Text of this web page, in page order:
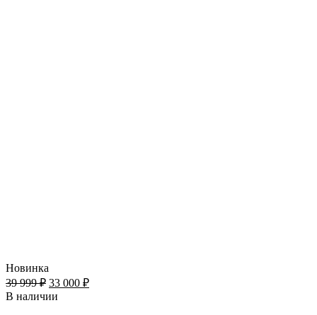
Новинка
39 999₽ 33 000 ₽
В наличии